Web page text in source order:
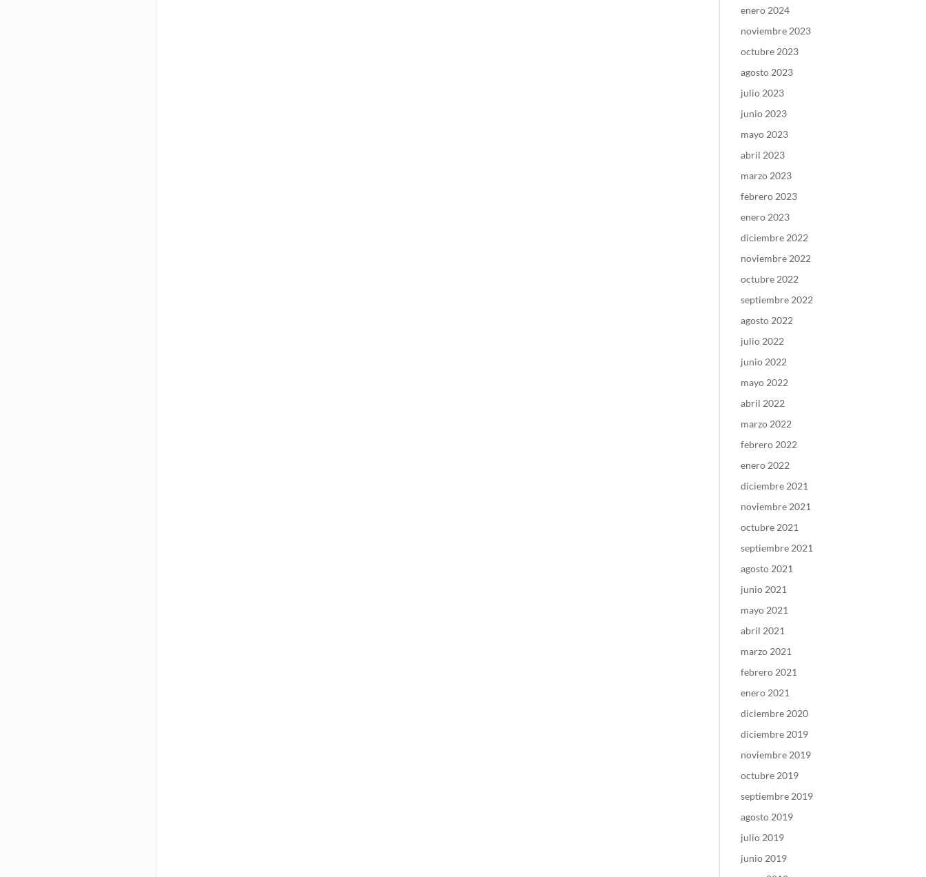
enero 2024
noviembre 2023
octubre 2023
agosto 2023
julio 2023
junio 2023
mayo 2023
abril 2023
marzo 2023
febrero 2023
enero 2023
diciembre 2022
noviembre 2022
octubre 2022
septiembre 2022
agosto 2022
julio 2022
junio 2022
mayo 2022
abril 2022
marzo 2022
febrero 2022
enero 2022
diciembre 2021
noviembre 2021
octubre 2021
septiembre 2021
agosto 2021
junio 2021
mayo 2021
abril 2021
marzo 2021
febrero 2021
enero 2021
diciembre 2020
diciembre 2019
noviembre 2019
octubre 2019
septiembre 2019
agosto 2019
julio 2019
junio 2019